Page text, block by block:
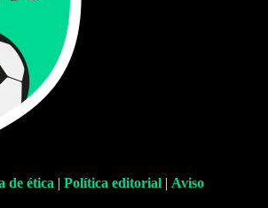
de ética | Política editorial | Aviso